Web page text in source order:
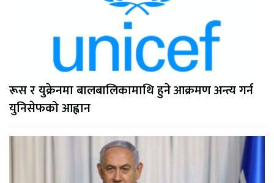
रूस र युक्रेनमा बालबालिकामाथि हुने आक्रमण अन्त्य गर्न
युनिसेफको आह्वान